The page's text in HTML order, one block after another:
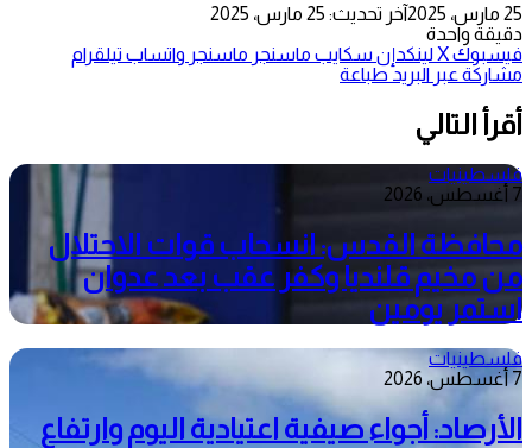
25 مارس، 2025
آخر تحديث: 25 مارس، 2025
دقيقة واحدة
فيسبوك‫Xلينكدإن سكايب ماسنجر ماسنجر واتساب تيلقرام
مشاركة عبر البريد طباعة
أقرأ التالي
فلسطينيات
7 أغسطس، 2026
محافظة القدس: انسحاب قوات الاحتلال
من مخيم قلنديا وكفر عقب بعد عدوان
استمر يومين
فلسطينيات
7 أغسطس، 2026
الأرصاد: أجواء صيفية اعتيادية اليوم وارتفاع